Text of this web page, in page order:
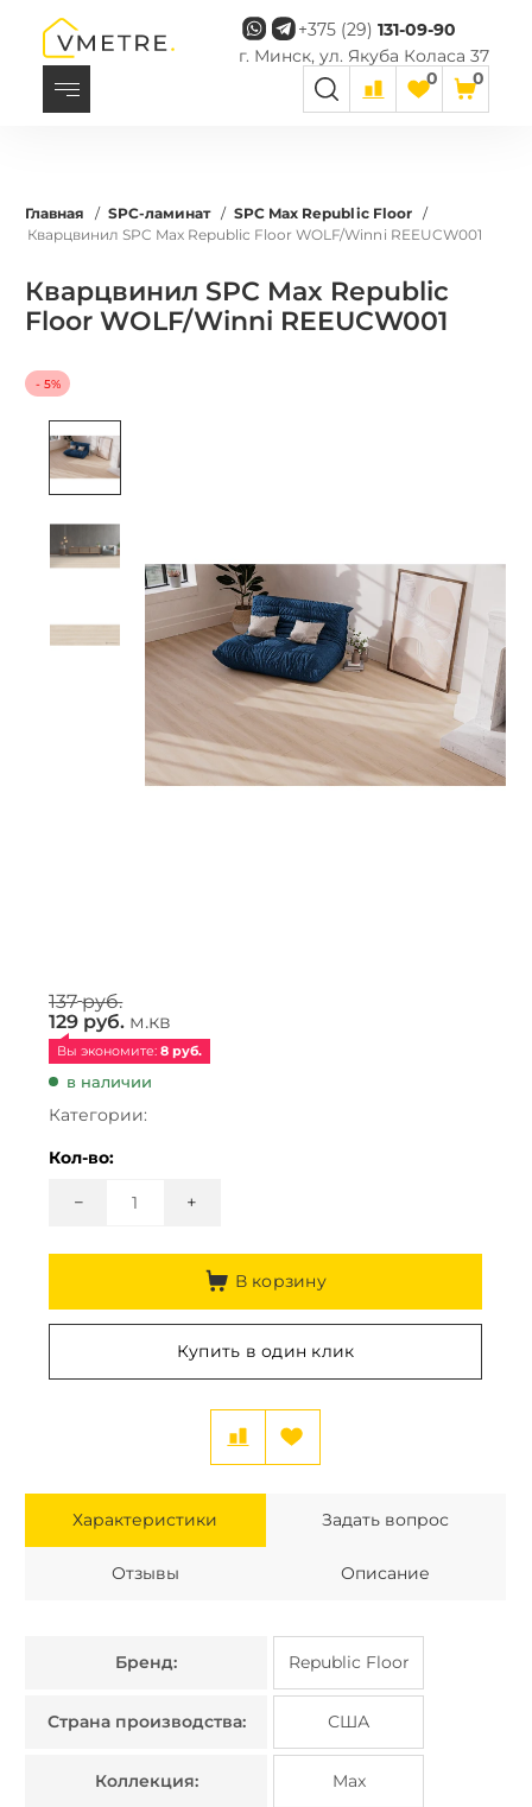
+375 (29) 131-09-90
г. Минск, ул. Якуба Коласа 37
0
0
Главная / SPC-ламинат / SPC Max Republic Floor
/
Кварцвинил SPC Max Republic Floor WOLF/Winni REEUCW001
Кварцвинил SPC Max Republic
Floor WOLF/Winni REEUCW001
- 5%
137 руб.
129 руб. м.кв
Вы экономите: 8 руб.
в наличии
Категории:
Кол-во:
+
−
В корзину
Купить в один клик
Характеристики Задать вопрос
Отзывы Описание
Бренд: Republic Floor
Страна производства: США
Коллекция: Max